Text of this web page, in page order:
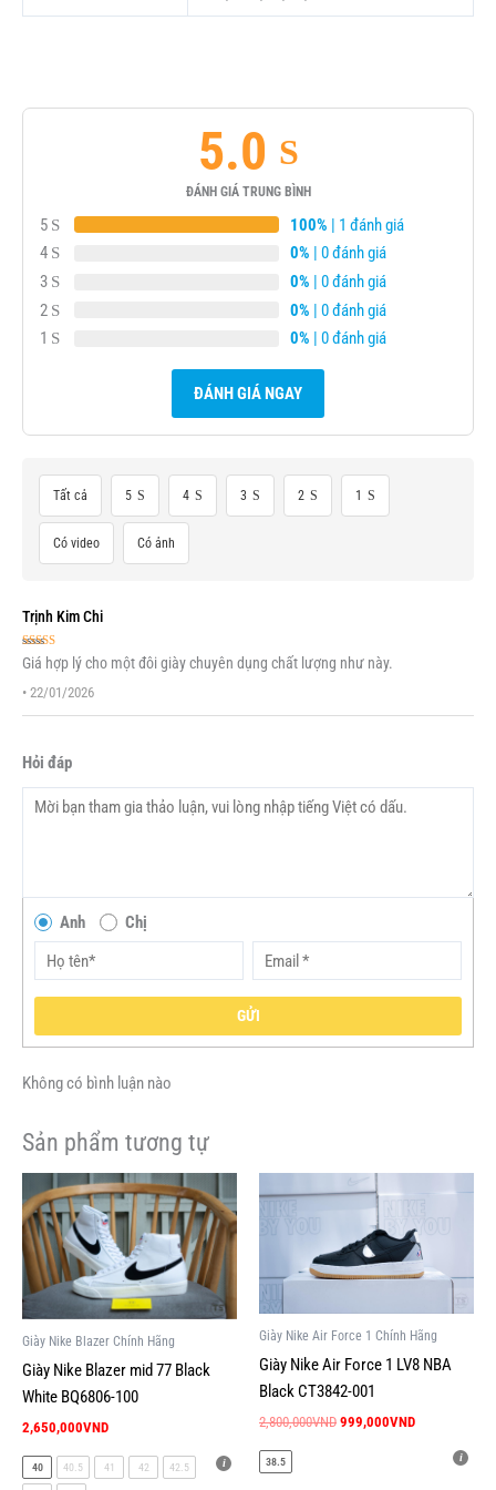
5.0
ĐÁNH GIÁ TRUNG BÌNH
5 100% | 1 đánh giá
4
0% | 0 đánh giá
3
0% | 0 đánh giá
2
0% | 0 đánh giá
1
0% | 0 đánh giá
ĐÁNH GIÁ NGAY
Tất cả 5 4 3 2 1
Có video Có ảnh
Trịnh Kim Chi
Được xếp
hạng55 sao
Giá hợp lý cho một đôi giày chuyên dụng chất lượng như này.
• 22/01/2026
Hỏi đáp
Anh Chị
GỬI
Không có bình luận nào
Sản phẩm tương tự
Giày Nike Blazer Chính Hãng
Giày Nike Blazer mid 77 Black
White BQ6806-100
2,650,000VND
phẩm
này
có
nhiều
biến
thể.
Các
tùy
chọn
có
thể
40 40.5 41 42 42.5
Giày Nike Air Force 1 Chính Hãng
Giày Nike Air Force 1 LV8 NBA
Black CT3842-001
2,800,000VND
Giá
gốc
2,800,000VND.
999,000VND
hiện
là:
999,000VND.
nhiều
biến
thể.
Các
tùy
chọn
có
thể
38.5